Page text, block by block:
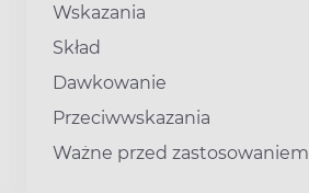
Wskazania
Skład
Dawkowanie
Przeciwwskazania
Ważne przed zastosowaniem